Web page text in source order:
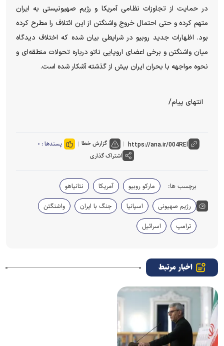
در حمایت از تجاوزات نظامی آمریکا و رژیم صهیونیستی به ایران
متهم کرده و حتی احتمال خروج واشنگتن از این ائتلاف را مطرح کرده
بود. اظهارات جدید روبیو در شرایطی بیان شده که اختلاف دیدگاه
میان واشنگتن و برخی اعضای اروپایی ناتو درباره تحولات منطقه‌ای و
نحوه مواجهه با بحران ایران بیش از گذشته آشکار شده است.
انتهای پیام/
گزارش خطا پسندها : ۰
اشتراک گذاری
برچسب ها: مارکو روبیو آمریکا
نتانیاهو
رژیم صهیونی
اسپانیا جنگ با ایران
واشنگتن
ترامپ
اسرائیل
اخبار مرتبط